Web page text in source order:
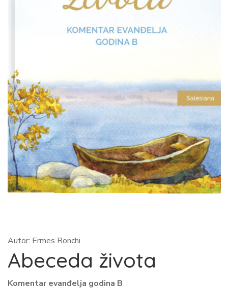
Autor: Ermes Ronchi
Abeceda života
Komentar evanđelja godina B